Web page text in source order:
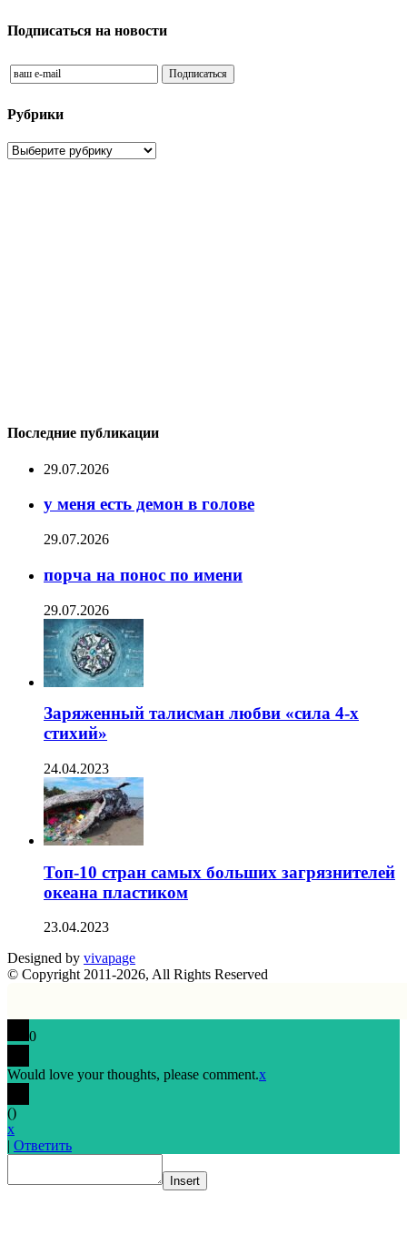
Подписаться на новости
Рубрики
Рубрики
Последние публикации
29.07.2026
у меня есть демон в голове
29.07.2026
порча на понос по имени
29.07.2026
Заряженный талисман любви «сила 4-х
стихий»
24.04.2023
Топ-10 стран самых больших загрязнителей
океана пластиком
23.04.2023
Designed by vivapage
© Copyright 2011-2026, All Rights Reserved
0
Would love your thoughts, please comment.x
()
x
| Ответить
Insert